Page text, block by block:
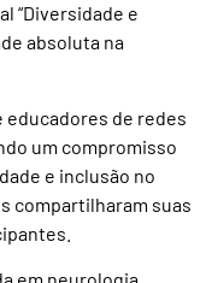
“Diversidade e
absoluta na
educadores de redes
um compromisso
e inclusão no
compartilharam suas